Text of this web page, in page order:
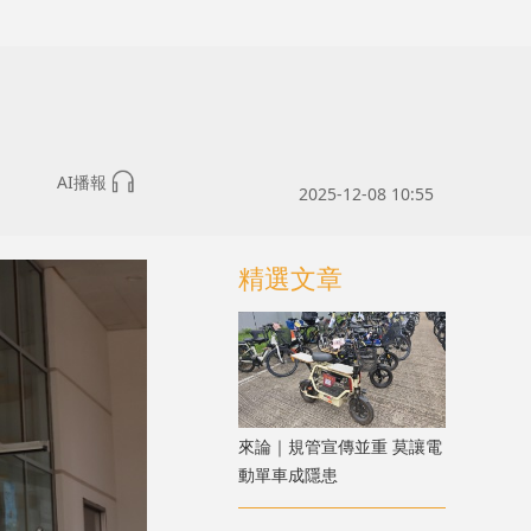
AI播報
2025-12-08 10:55
精選文章
來論｜規管宣傳並重 莫讓電
動單車成隱患